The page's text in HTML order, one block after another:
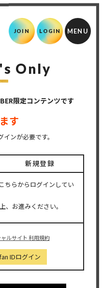
JOIN LOGIN
Only
限定コンテンツです
す
ンが必要です。
新規登録
ちらからログインしてい
、お進みください。
ルサイト 利用規約
IDログイン